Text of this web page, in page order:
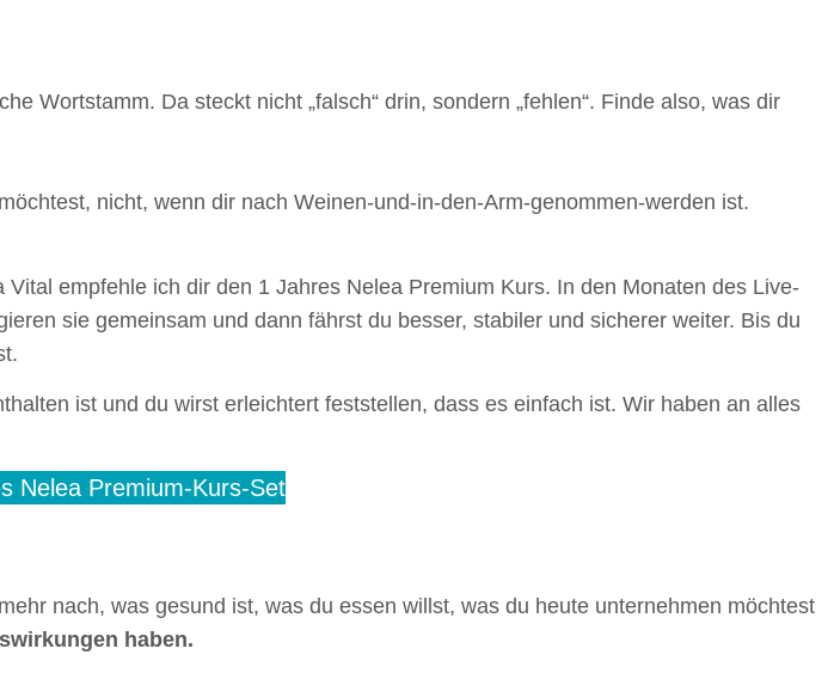
Wortstamm. Da steckt nicht „falsch“ drin, sondern „fehlen“. Finde also, was dir
nicht, wenn dir nach Weinen-und-in-den-Arm-genommen-werden ist.
empfehle ich dir den 1 Jahres Nelea Premium Kurs. In den Monaten des Live-
sie gemeinsam und dann fährst du besser, stabiler und sicherer weiter. Bis du
ist und du wirst erleichtert feststellen, dass es einfach ist. Wir haben an alles
Nelea Premium-Kurs-Set
nach, was gesund ist, was du essen willst, was du heute unternehmen möchtest
haben.